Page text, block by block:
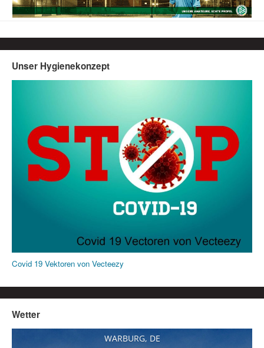
Unser Hygienekonzept
Covid 19 Vektoren von Vecteezy
Wetter
WARBURG, DE